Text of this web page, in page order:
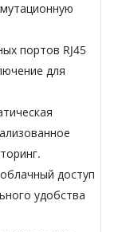
портов RJ45
для
доступ
удобства